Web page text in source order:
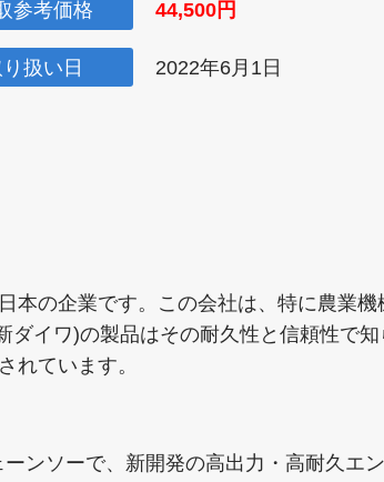
参考価格 44,500円
扱い日 2022年6月1日
本の企業です。この会社は、特に農業機
イワ)の製品はその耐久性と信頼性で知
れています。
ンソーで、新開発の高出力・高耐久エ